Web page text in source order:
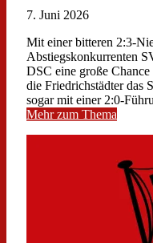
7. Juni 2026
Mit einer bitteren 2:3-
Abstiegskonkurrenten
DSC eine große
die Friedrichstädter das
sogar mit einer 2:0-
Mehr zum Thema